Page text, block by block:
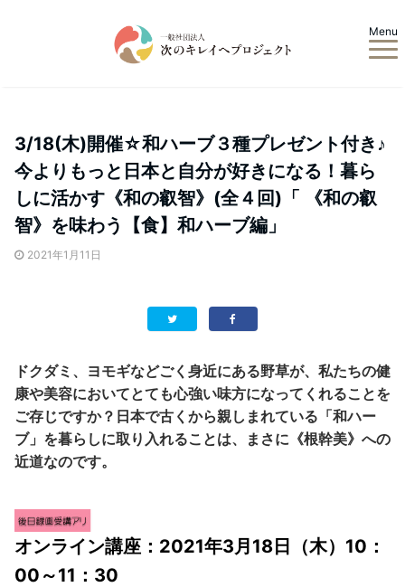
Menu
3/18(木)開催☆和ハーブ３種プレゼント付き♪
今よりもっと日本と自分が好きになる！暮ら
しに活かす《和の叡智》(全４回)「 《和の叡
智》を味わう【食】和ハーブ編」
2021年1月11日
ドクダミ、ヨモギなどごく身近にある野草が、私たちの健
康や美容においてとても心強い味方になってくれることを
ご存じですか？日本で古くから親しまれている「和ハー
ブ」を暮らしに取り入れることは、まさに《根幹美》への
近道なのです。
オンライン講座：2021年3月18日（木）10：
00～11：30